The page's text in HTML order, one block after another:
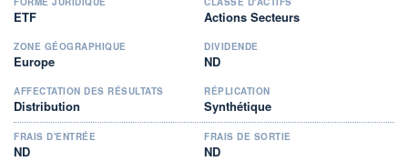
ETF Actions Secteurs
ZONE GÉOGRAPHIQUE
Europe
DIVIDENDE
ND
AFFECTATION DES RÉSULTATS
Distribution
RÉPLICATION
Synthétique
FRAIS D'ENTRÉE
ND
FRAIS DE SORTIE
ND